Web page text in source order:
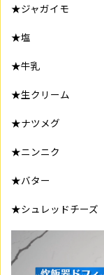
★ジャガイモ
★塩
★牛乳 １
★生クリーム
★ナツメグ
★ニンニ
★バター
★シュレッドチー